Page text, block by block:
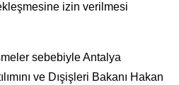
izin verilmesi
sebebiyle Antalya
ve Dışişleri Bakanı Hakan